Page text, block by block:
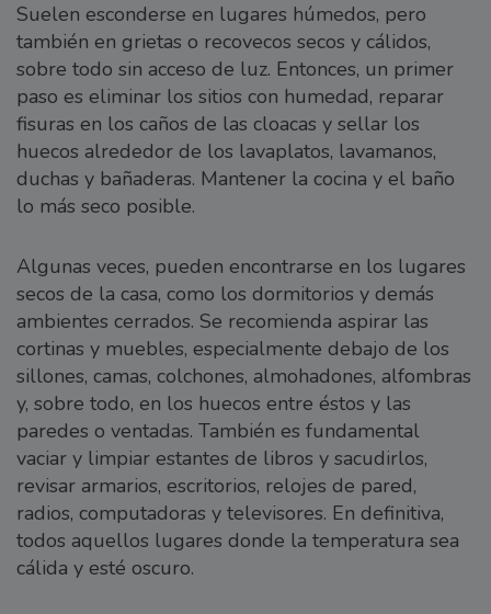
Suelen esconderse en lugares húmedos, pero
también en grietas o recovecos secos y cálidos,
sobre todo sin acceso de luz. Entonces, un primer
paso es eliminar los sitios con humedad, reparar
fisuras en los caños de las cloacas y sellar los
huecos alrededor de los lavaplatos, lavamanos,
duchas y bañaderas. Mantener la cocina y el baño
lo más seco posible.
Algunas veces, pueden encontrarse en los lugares
secos de la casa, como los dormitorios y demás
ambientes cerrados. Se recomienda aspirar las
cortinas y muebles, especialmente debajo de los
sillones, camas, colchones, almohadones, alfombras
y, sobre todo, en los huecos entre éstos y las
paredes o ventadas. También es fundamental
vaciar y limpiar estantes de libros y sacudirlos,
revisar armarios, escritorios, relojes de pared,
radios, computadoras y televisores. En definitiva,
todos aquellos lugares donde la temperatura sea
cálida y esté oscuro.